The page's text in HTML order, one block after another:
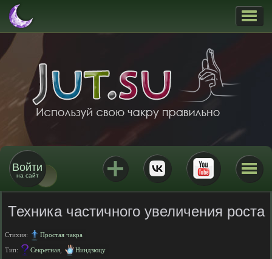
Войти
на сайт
Техника частичного увеличения роста
Стихия: Простая чакра
Тип: Секретная Ниндзюцу